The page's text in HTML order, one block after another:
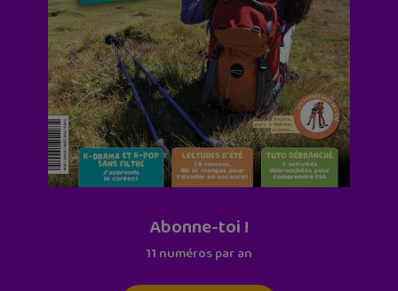
Abonne-toi !
11 numéros par an